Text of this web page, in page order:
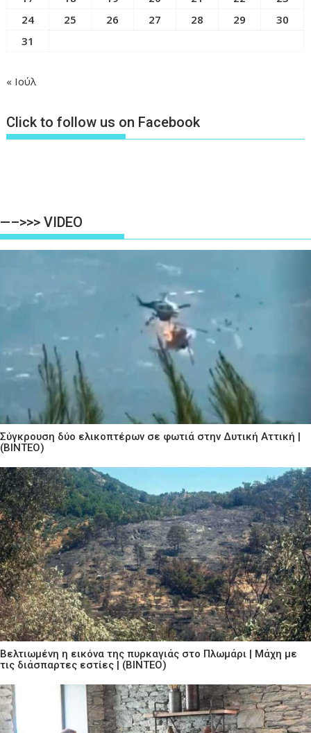
24
25 26 27 28 29
30
31
« Ιούλ
Click to follow us on Facebook
—–>>> VIDEO
Σύγκρουση δύο ελικοπτέρων σε φωτιά στην Δυτική Αττική |
(ΒΙΝΤΕΟ)
Βελτιωμένη η εικόνα της πυρκαγιάς στο Πλωμάρι | Μάχη με
τις διάσπαρτες εστίες | (ΒΙΝΤΕΟ)